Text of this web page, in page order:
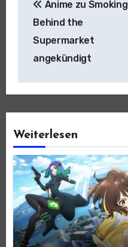
Anime zu Smoking
Behind the
Supermarket
angekündigt
Weiterlesen